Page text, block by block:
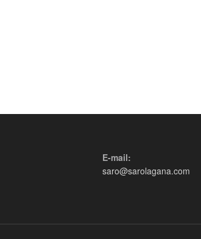
E-mail:
saro@sarolagana.com